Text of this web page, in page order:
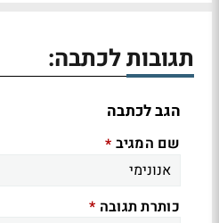
תגובות לכתבה:
הגב לכתבה
שם המגיב *
כותרת תגובה *